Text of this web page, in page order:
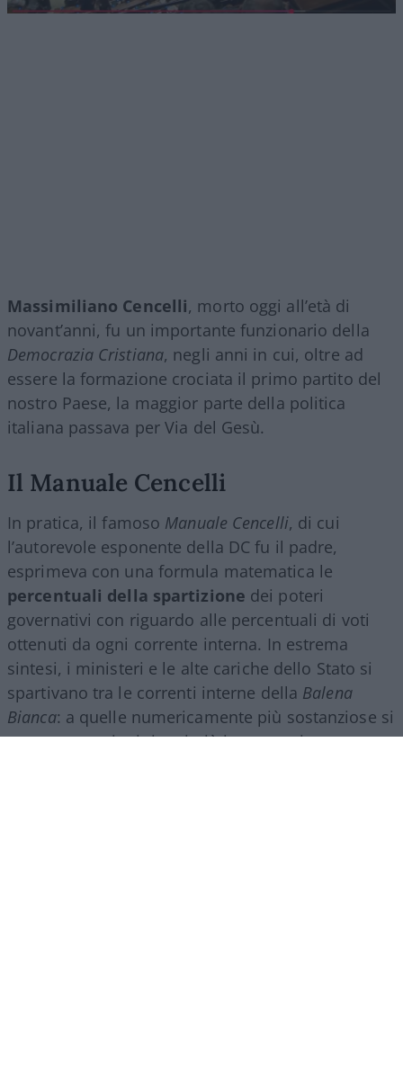
Massimiliano Cencelli, morto oggi all’età di
novant’anni, fu un importante funzionario della
Democrazia Cristiana, negli anni in cui, oltre ad
essere la formazione crociata il primo partito del
nostro Paese, la maggior parte della politica
italiana passava per Via del Gesù.
Il Manuale Cencelli
In pratica, il famoso Manuale Cencelli, di cui
l’autorevole esponente della DC fu il padre,
esprimeva con una formula matematica le
percentuali della spartizione dei poteri
governativi con riguardo alle percentuali di voti
ottenuti da ogni corrente interna. In estrema
sintesi, i ministeri e le alte cariche dello Stato si
spartivano tra le correnti interne della Balena
Bianca: a quelle numericamente più sostanziose si
assegnavano i ministeri più importanti, come